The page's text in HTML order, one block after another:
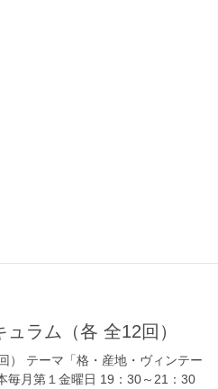
ュラム（各 全12回）
） テーマ「格・産地・ヴィンテー
月第１金曜日 19：30～21：30